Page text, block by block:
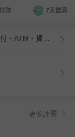
款 7天鑑賞
更多評價